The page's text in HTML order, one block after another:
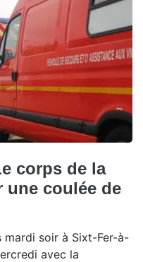
corps de la
une coulée de
mardi soir à Sixt-Fer-à-
avec la